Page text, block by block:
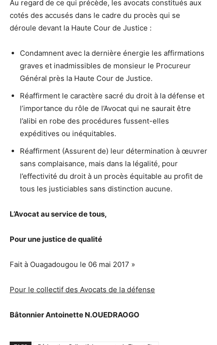
Au regard de ce qui précède, les avocats constitués aux
cotés des accusés dans le cadre du procès qui se
déroule devant la Haute Cour de Justice :
Condamnent avec la dernière énergie les affirmations
graves et inadmissibles de monsieur le Procureur
Général près la Haute Cour de Justice.
Réaffirment le caractère sacré du droit à la défense et
l’importance du rôle de l’Avocat qui ne saurait être
l’alibi en robe des procédures fussent-elles
expéditives ou inéquitables.
Réaffirment (Assurent de) leur détermination à œuvrer
sans complaisance, mais dans la légalité, pour
l’effectivité du droit à un procès équitable au profit de
tous les justiciables sans distinction aucune.
L’Avocat au service de tous,
Pour une justice de qualité
Fait à Ouagadougou le 06 mai 2017 »
Pour le collectif des Avocats de la défense
Bâtonnier Antoinette N.OUEDRAOGO